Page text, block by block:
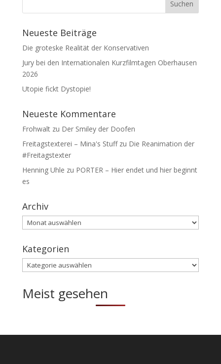
Neueste Beiträge
Die groteske Realität der Konservativen
Jury bei den Internationalen Kurzfilmtagen Oberhausen
2026
Utopie fickt Dystopie!
Neueste Kommentare
Frohwaltzu Der Smiley der Doofen
Freitagstexterei – Mina's Stuffzu Die Reanimation der
#Freitagstexter
Henning Uhle zu PORTER – Hier endet und hier beginnt
es
Archiv
Archiv
Kategorien
Kategorien
Meist gesehen